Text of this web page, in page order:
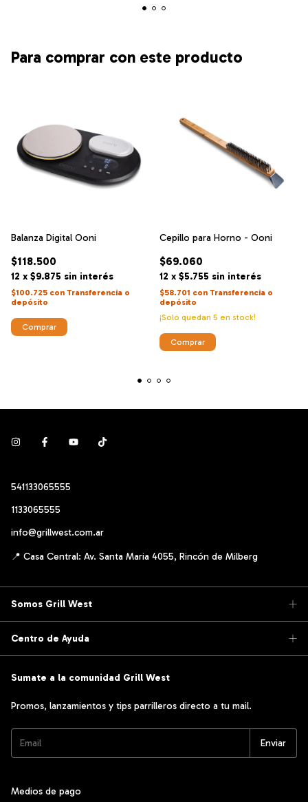
Para comprar con este producto
Balanza Digital Ooni
$118.500
12 x $9.875 sin interés
$100.725 con Transferencia o
depósito
Cepillo para Horno - Ooni
$69.060
12 x $5.755 sin interés
$58.701 con Transferencia o
depósito
¡Solo quedan 5 en stock!
541133065555
1133065555
info@grillwest.com.ar
Somos Grill West
Centro de Ayuda
Sumate a la comunidad Grill West
Promos, lanzamientos y tips parrilleros directo a tu mail.
Medios de pago